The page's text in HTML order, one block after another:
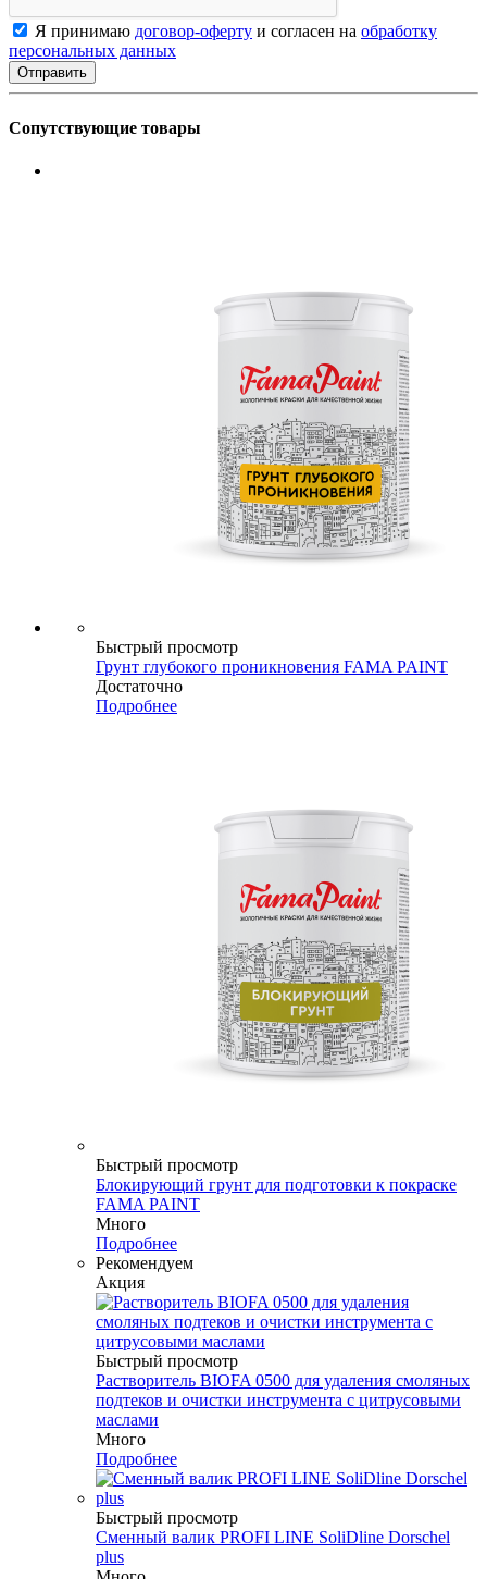
Я принимаю договор-оферту и согласен на обработку
персональных данных
Сопутствующие товары
Быстрый просмотр
Грунт глубокого проникновения FAMA PAINT
Достаточно
Подробнее
Быстрый просмотр
Блокирующий грунт для подготовки к покраске
FAMA PAINT
Много
Подробнее
Рекомендуем
Акция
Быстрый просмотр
Растворитель BIOFA 0500 для удаления смоляных
подтеков и очистки инструмента с цитрусовыми
маслами
Много
Подробнее
Быстрый просмотр
Сменный валик PROFI LINE SoliDline Dorschel
plus